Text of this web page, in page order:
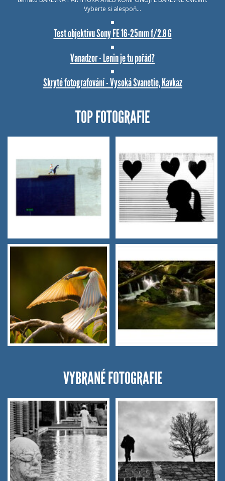
Vyberte si alespoň…
Test objektivu Sony FE 16-25mm f/2.8 G
Vanadzor - Lenin je tu pořád?
Skryté fotografování - Vysoká Svanetie, Kavkaz
TOP FOTOGRAFIE
VYBRANÉ FOTOGRAFIE